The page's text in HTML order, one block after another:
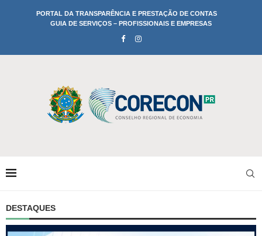
PORTAL DA TRANSPARÊNCIA E PRESTAÇÃO DE CONTAS
GUIA DE SERVIÇOS – PROFISSIONAIS E EMPRESAS
DESTAQUES